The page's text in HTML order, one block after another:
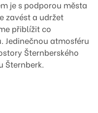
je s podporou města
zavést a udržet
přiblížit co
Jedinečnou atmosféru
Šternberského
Šternberk.